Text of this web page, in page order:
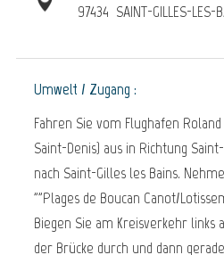
97434 SAINT-GILLES-LES-
Umwelt / Zugang :
Fahren Sie vom Flughafen
Saint-Denis) aus in Richtung
nach Saint-Gilles les Bains.
""Plages de Boucan Canot/
Biegen Sie am Kreisverkehr links
der Brücke durch und dann